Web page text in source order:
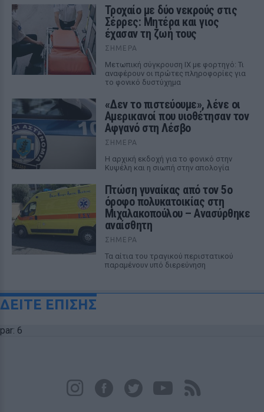
Τροχαίο με δύο νεκρούς στις
Σέρρες: Μητέρα και γιος
έχασαν τη ζωή τους
ΣΉΜΕΡΑ
Μετωπική σύγκρουση ΙΧ με φορτηγό: Τι
αναφέρουν οι πρώτες πληροφορίες για
το φονικό δυστύχημα
«Δεν το πιστεύουμε», λένε οι
Αμερικανοί που υιοθέτησαν τον
Αφγανό στη Λέσβο
ΣΉΜΕΡΑ
Η αρχική εκδοχή για το φονικό στην
Κυψέλη και η σιωπή στην απολογία
Πτώση γυναίκας από τον 5ο
όροφο πολυκατοικίας στη
Μιχαλακοπούλου – Ανασύρθηκε
αναίσθητη
ΣΉΜΕΡΑ
Τα αίτια του τραγικού περιστατικού
παραμένουν υπό διερεύνηση
ΔΕΙΤΕ ΕΠΙΣΗΣ
par: 6